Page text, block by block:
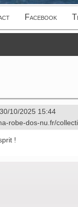
Facebook
10/2025 15:44
robe-dos-nu.fr/
!